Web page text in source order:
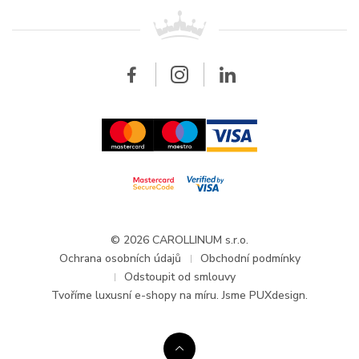
Velkoobchod
O společnosti Carollinum
Aktuality a oznámení
© 2026 CAROLLINUM s.r.o.
Ochrana osobních údajů
Obchodní podmínky
Odstoupit od smlouvy
Tvoříme luxusní e-shopy na míru. Jsme PUXdesign.